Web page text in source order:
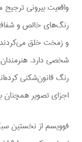
واقعیت بیرونی ترجیح
رنگ‌های خالص و شفاف
و زمخت خلق
شخصی دارد. هنرمندان
رنگ قانون‌شکنی
اجزای تصویر همچنان
فوویسم از نخستین